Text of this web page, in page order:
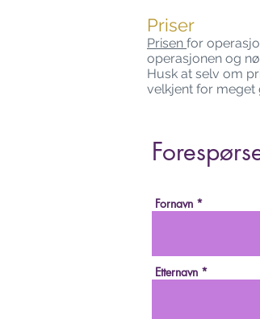
Priser
Prisen for
operasjonen og
Husk at selv om
velkjent for meget
Fornavn
Etternavn